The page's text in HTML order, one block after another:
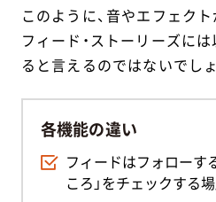
このように、音やエフェク
フィード・ストーリーズに
ると言えるのではないでしょ
各機能の違い
フィードはフォローす
ころ」をチェックする